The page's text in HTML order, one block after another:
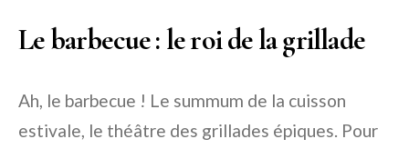
Le barbecue : le roi de la grillade
Ah, le barbecue ! Le summum de la cuisson
estivale, le théâtre des grillades épiques. Pour